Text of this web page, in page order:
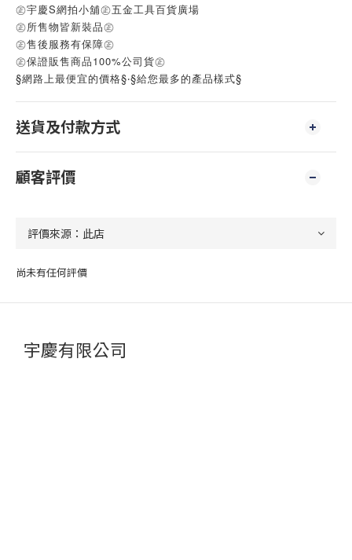
㊣宇慶S網拍小舖㊣五金工具百貨廣場
㊣所售物皆新裝品㊣
㊣售後服務有保障㊣
㊣保證販售商品100%公司貨㊣
§網路上最便宜的價格§‧§給您最多的產品樣式§
送貨及付款方式
顧客評價
尚未有任何評價
宇慶有限公司